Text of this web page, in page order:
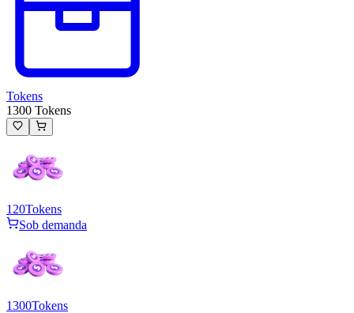
Tokens
1300 Tokens
120Tokens
Sob demanda
1300Tokens